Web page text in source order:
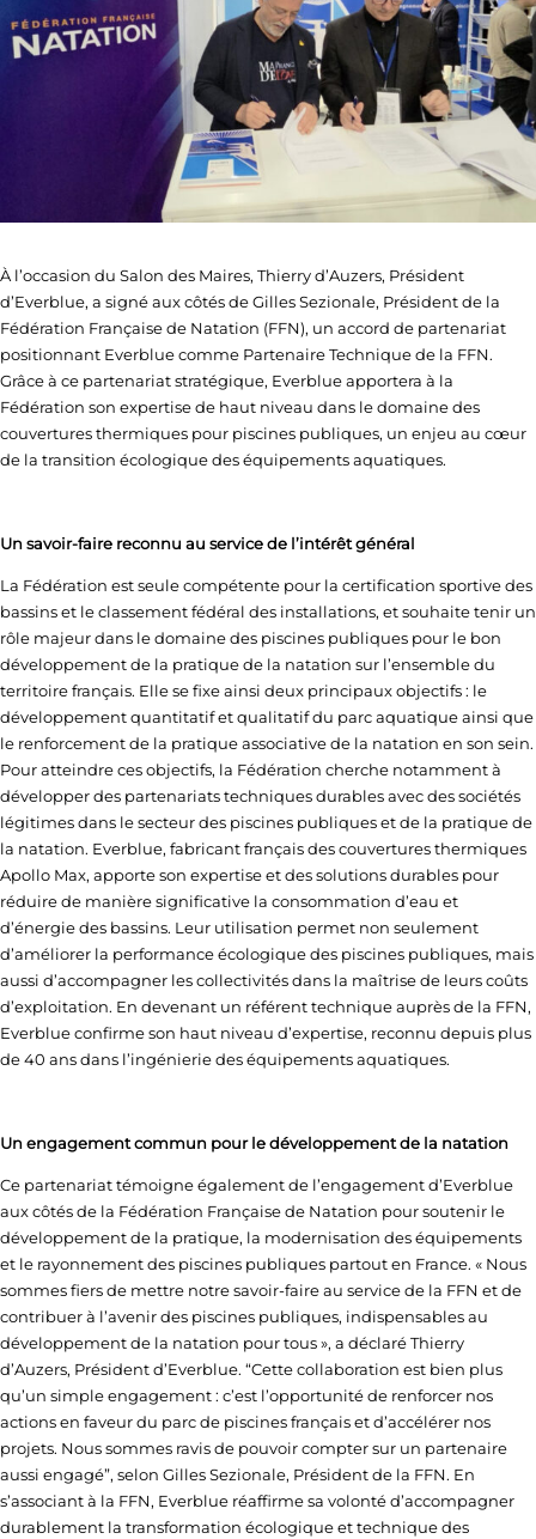
À l’occasion du Salon des Maires, Thierry d’Auzers, Président
d’Everblue, a signé aux côtés de Gilles Sezionale, Président de la
Fédération Française de Natation (FFN), un accord de partenariat
positionnant Everblue comme Partenaire Technique de la FFN.
Grâce à ce partenariat stratégique, Everblue apportera à la
Fédération son expertise de haut niveau dans le domaine des
couvertures thermiques pour piscines publiques, un enjeu au cœur
de la transition écologique des équipements aquatiques.
Un savoir-faire reconnu au service de l’intérêt général
La Fédération est seule compétente pour la certification sportive des
bassins et le classement fédéral des installations, et souhaite tenir un
rôle majeur dans le domaine des piscines publiques pour le bon
développement de la pratique de la natation sur l’ensemble du
territoire français. Elle se fixe ainsi deux principaux objectifs : le
développement quantitatif et qualitatif du parc aquatique ainsi que
le renforcement de la pratique associative de la natation en son sein.
Pour atteindre ces objectifs, la Fédération cherche notamment à
développer des partenariats techniques durables avec des sociétés
légitimes dans le secteur des piscines publiques et de la pratique de
la natation. Everblue, fabricant français des couvertures thermiques
Apollo Max, apporte son expertise et des solutions durables pour
réduire de manière significative la consommation d’eau et
d’énergie des bassins. Leur utilisation permet non seulement
d’améliorer la performance écologique des piscines publiques, mais
aussi d’accompagner les collectivités dans la maîtrise de leurs coûts
d’exploitation. En devenant un référent technique auprès de la FFN,
Everblue confirme son haut niveau d’expertise, reconnu depuis plus
de 40 ans dans l’ingénierie des équipements aquatiques.
Un engagement commun pour le développement de la natation
Ce partenariat témoigne également de l’engagement d’Everblue
aux côtés de la Fédération Française de Natation pour soutenir le
développement de la pratique, la modernisation des équipements
et le rayonnement des piscines publiques partout en France. « Nous
sommes fiers de mettre notre savoir-faire au service de la FFN et de
contribuer à l’avenir des piscines publiques, indispensables au
développement de la natation pour tous », a déclaré Thierry
d’Auzers, Président d’Everblue. “Cette collaboration est bien plus
qu’un simple engagement : c’est l’opportunité de renforcer nos
actions en faveur du parc de piscines français et d’accélérer nos
projets. Nous sommes ravis de pouvoir compter sur un partenaire
aussi engagé”, selon Gilles Sezionale, Président de la FFN. En
s’associant à la FFN, Everblue réaffirme sa volonté d’accompagner
durablement la transformation écologique et technique des